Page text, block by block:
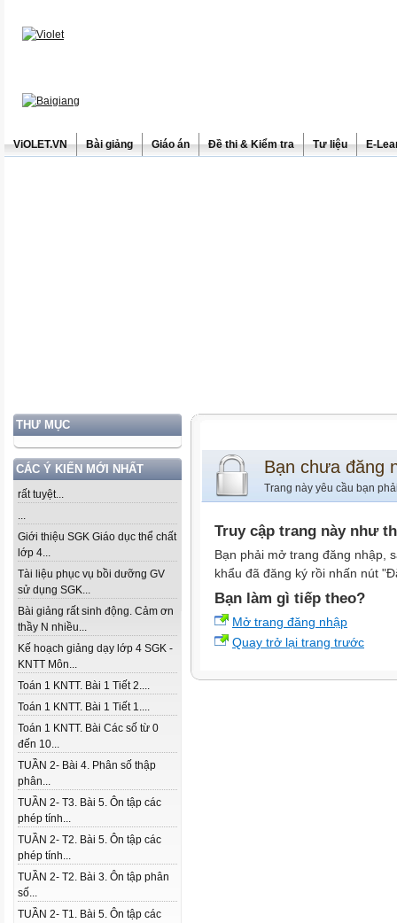
ViOLET.VN Bài giảng Giáo án Đề thi & Kiểm tra Tư liệu E-
THƯ MỤC
CÁC Ý KIẾN MỚI NHẤT
rất tuyệt...
...
Giới thiệu SGK Giáo dục thể chất
lớp 4...
Tài liệu phục vụ bồi dưỡng GV
sử dụng SGK...
Bài giảng rất sinh động. Cảm ơn
thầy N nhiều...
Kế hoạch giảng dạy lớp 4 SGK -
KNTT Môn...
Toán 1 KNTT. Bài 1 Tiết 2....
Toán 1 KNTT. Bài 1 Tiết 1....
Toán 1 KNTT. Bài Các số từ 0
đến 10...
TUẦN 2- Bài 4. Phân số thập
phân...
TUẦN 2- T3. Bài 5. Ôn tập các
phép tính...
TUẦN 2- T2. Bài 5. Ôn tập các
phép tính...
TUẦN 2- T2. Bài 3. Ôn tập phân
số...
TUẦN 2- T1. Bài 5. Ôn tập các
Bạn chưa đăng
Trang này yêu cầu bạn
Truy cập trang này như
Bạn phải mở trang đăng nhập,
khẩu đã đăng ký rồi nhấn nút
Bạn làm gì tiếp theo?
Mở trang đăng nhập
Quay trở lại trang trước